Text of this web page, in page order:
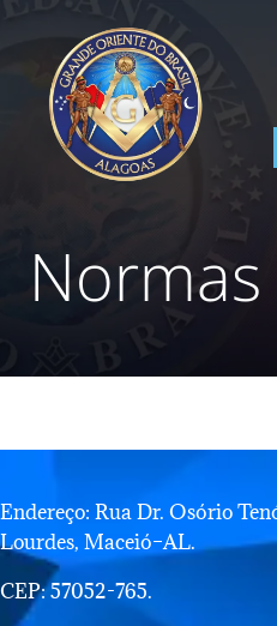
Endereço: Rua Dr. Osório
Lourdes, Maceió–AL.
CEP: 57052-765.